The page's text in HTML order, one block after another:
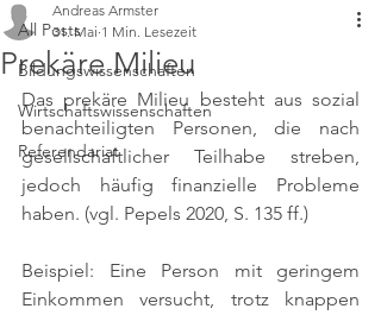
All Posts
Bildungswissenschaften
Wirtschaftswissenschaften
Referendariat
Prekäre Milieu
Andreas Armster
31. Mai 1 Min. Lesezeit
Das prekäre Milieu besteht aus sozial
benachteiligten Personen, die nach
gesellschaftlicher Teilhabe streben,
jedoch häufig finanzielle Probleme
haben. (vgl. Pepels 2020, S. 135 ff.)
Beispiel: Eine Person mit geringem
Einkommen versucht, trotz knappen